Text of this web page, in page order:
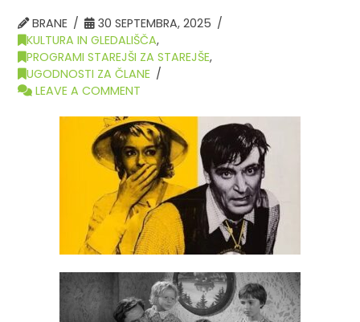
BRANE
30 SEPTEMBRA, 2025
KULTURA IN GLEDALIŠČA,
PROGRAMI STAREJŠI ZA STAREJŠE,
UGODNOSTI ZA ČLANE
LEAVE A COMMENT